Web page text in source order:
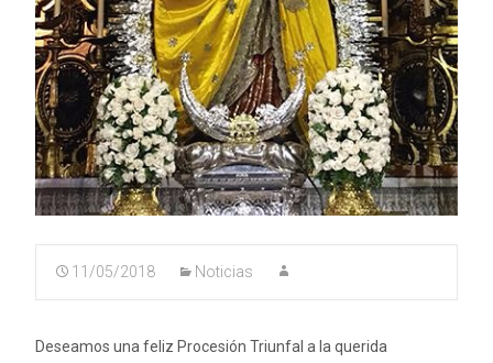
11/05/2018 Noticias
Deseamos una feliz Procesión Triunfal a la querida